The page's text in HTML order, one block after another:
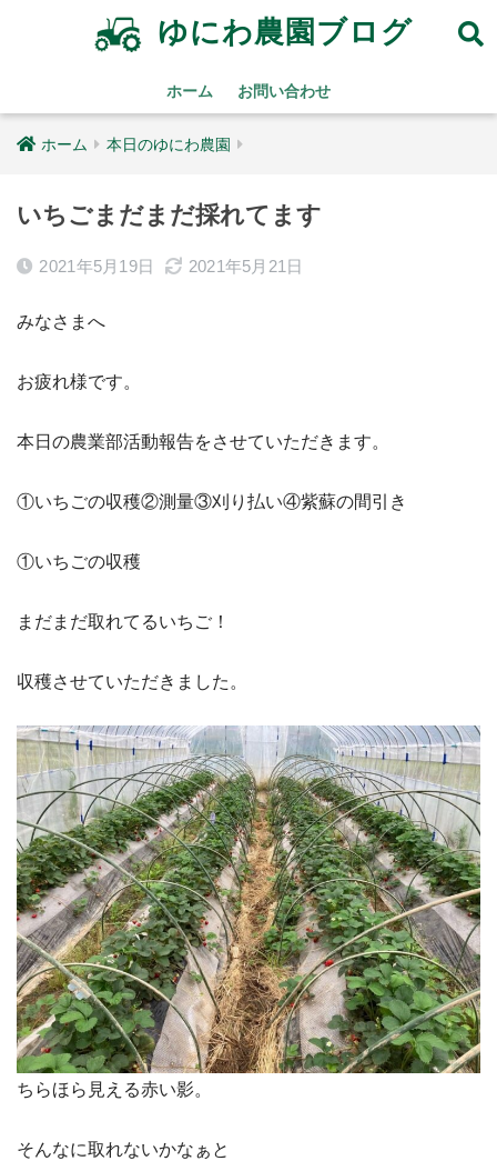
ゆにわ農園ブログ
ホーム お問い合わせ
ホーム 本日のゆにわ農園
いちごまだまだ採れてます
2021年5月19日 2021年5月21日
みなさまへ
お疲れ様です。
本日の農業部活動報告をさせていただきます。
①いちごの収穫②測量③刈り払い④紫蘇の間引き
①いちごの収穫
まだまだ取れてるいちご！
収穫させていただきました。
ちらほら見える赤い影。
そんなに取れないかなぁと